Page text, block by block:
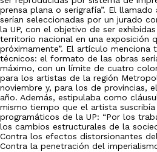
prensa plana o serigrafía”. El
serían seleccionadas por un jurado
la UP, con el objetivo de ser
territorio nacional en una exposición
próximamente”. El artículo menciona
técnicos: el formato de las obras
máximo, con un límite de cuatro
para los artistas de la región
noviembre y, para los de provincias,
año. Además, estipulaba como
mismo tiempo que el artista
programáticos de la UP: “Por los
los cambios estructurales de la
Contra los efectos distorsionantes
Contra la penetración del